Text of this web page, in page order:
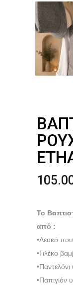
Το
από :
•Λευκό
•Γιλέκο
•Παπιγιόν